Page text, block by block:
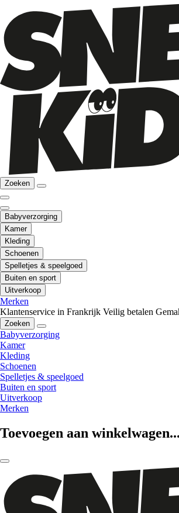
Zoeken
Babyverzorging
Kamer
Kleding
Schoenen
Spelletjes & speelgoed
Buiten en sport
Uitverkoop
Merken
Klantenservice in Frankrijk Veilig betalen
Zoeken
Babyverzorging
Kamer
Kleding
Schoenen
Spelletjes & speelgoed
Buiten en sport
Uitverkoop
Merken
Toevoegen aan winkelwagen...